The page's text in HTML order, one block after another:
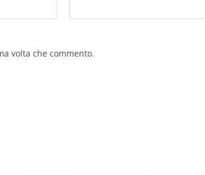
volta che commento.